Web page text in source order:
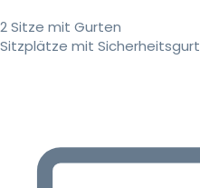
2 Sitze mit Gurten
Sitzplätze mit Sicherheitsgurt